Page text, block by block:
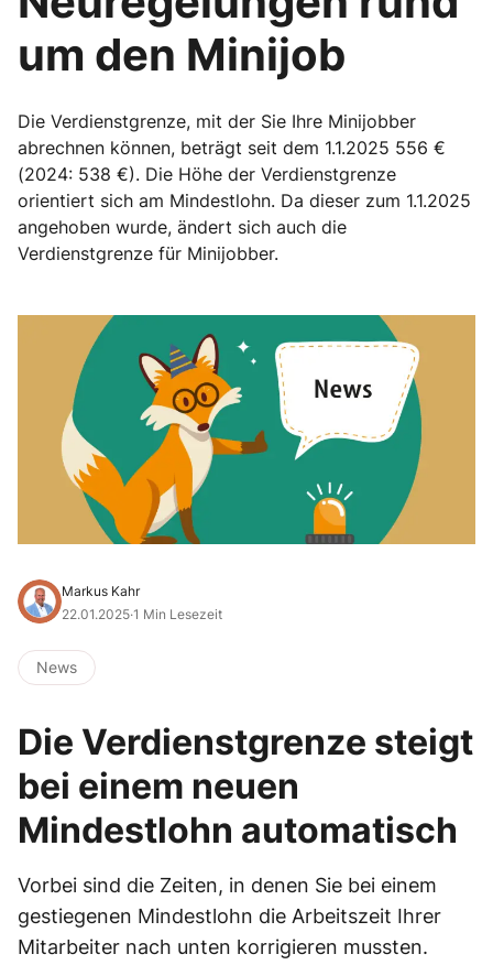
um den Minijob
Die Verdienstgrenze, mit der Sie Ihre Minijobber
abrechnen können, beträgt seit dem 1.1.2025 556 €
(2024: 538 €). Die Höhe der Verdienstgrenze
orientiert sich am Mindestlohn. Da dieser zum 1.1.2025
angehoben wurde, ändert sich auch die
Verdienstgrenze für Minijobber.
Markus Kahr
22.01.2025·1 Min Lesezeit
News
Die Verdienstgrenze steigt
bei einem neuen
Mindestlohn automatisch
Vorbei sind die Zeiten, in denen Sie bei einem
gestiegenen Mindestlohn die Arbeitszeit Ihrer
Mitarbeiter nach unten korrigieren mussten.